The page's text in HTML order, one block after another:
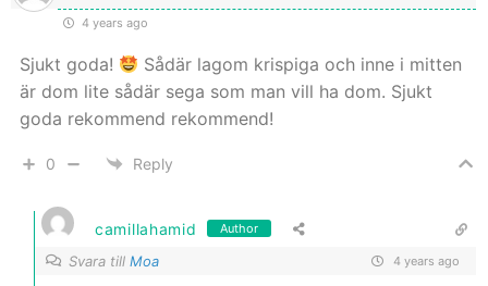
4 years ago
Sjukt goda!
Sådär lagom krispiga och inne i mitten
är dom lite sådär sega som man vill ha dom. Sjukt
goda rekommend rekommend!
0 Reply
camillahamid Author
Svara till Moa 4 years ago